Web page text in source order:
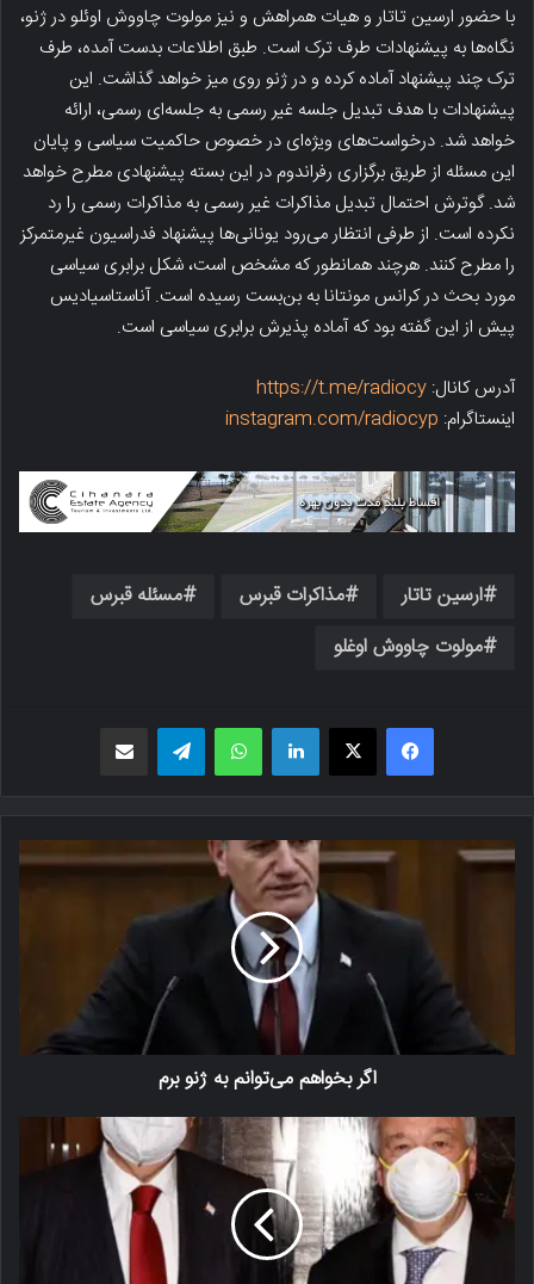
با حضور ارسین تاتار و هیات همراهش و نیز مولوت چاووش اوئلو در ژنو،
نگاه‌ها به پیشنهادات طرف ترک است. طبق اطلاعات بدست آمده، طرف
ترک چند پیشنهاد آماده کرده و در ژنو روی میز خواهد گذاشت. این
پیشنهادات با هدف تبدیل جلسه غیر رسمی به جلسه‌ای رسمی، ارائه
خواهد شد. درخواست‌های ویژه‌ای در خصوص حاکمیت سیاسی و پایان
این مسئله از طریق برگزاری رفراندوم در این بسته پیشنهادی مطرح خواهد
شد. گوترش احتمال تبدیل مذاکرات غیر رسمی به مذاکرات رسمی را رد
نکرده است. از طرفی انتظار می‌رود یونانی‌ها پیشنهاد فدراسیون غیرمتمرکز
را مطرح کنند. هرچند همانطور که مشخص است، شکل برابری سیاسی
مورد بحث در کرانس مونتانا به بن‌بست رسیده است. آناستاسیادیس
پیش از این گفته بود که آماده پذیرش برابری سیاسی است.
آدرس کانال: https://t.me/radiocy
اینستاگرام: instagram.com/radiocyp
ارسین تاتار مذاکرات قبرس
مسئله قبرس
مولوت چاووش اوغلو
فیسبوک X لینکدین واتس اپ تلگرام
اگر بخواهم می‌توانم به ژنو برم